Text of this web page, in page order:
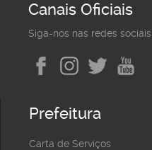
Canais Oficiais
Siga-nos nas redes sociais
Prefeitura
Carta de Serviços